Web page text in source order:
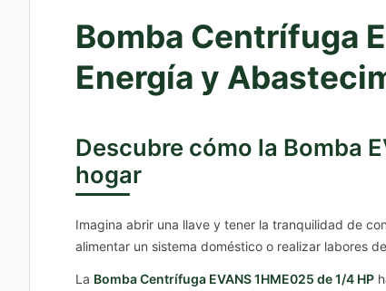
Bomba Centrífuga
Energía y
Descubre cómo la Bomba
hogar
Imagina abrir una llave y tener la tranquilidad de
alimentar un sistema doméstico o realizar labores
La Bomba Centrífuga EVANS 1HME025 de 1/4 HP